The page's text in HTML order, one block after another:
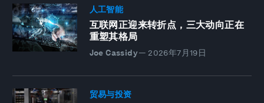
人工智能
互联网正迎来转折点，三大动向正在
重塑其格局
Joe Cassidy— 2026年7月19日
贸易与投资